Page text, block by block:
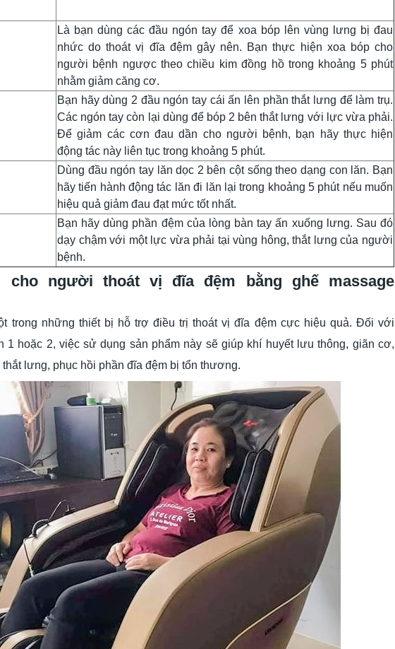
Là bạn dùng các đầu ngón tay để xoa bóp lên vùng lưng bị đau
nhức do thoát vị đĩa đệm gây nên. Bạn thực hiện xoa bóp cho
người bệnh ngược theo chiều kim đồng hồ trong khoảng 5 phút
nhằm giảm căng cơ.
Bạn hãy dùng 2 đầu ngón tay cái ấn lên phần thắt lưng để làm trụ.
Các ngón tay còn lại dùng để bóp 2 bên thắt lưng với lực vừa phải.
Để giảm các cơn đau dần cho người bệnh, bạn hãy thực hiện
động tác này liên tục trong khoảng 5 phút.
Dùng đầu ngón tay lăn dọc 2 bên cột sống theo dạng con lăn. Bạn
hãy tiến hành động tác lăn đi lăn lại trong khoảng 5 phút nếu muốn
hiệu quả giảm đau đạt mức tốt nhất.
Bạn hãy dùng phần đệm của lòng bàn tay ấn xuống lưng. Sau đó
dạy chậm với một lực vừa phải tại vùng hông, thắt lưng của người
bệnh.
cho người thoát vị đĩa đệm bằng ghế massage
trong những thiết bị hỗ trợ điều trị thoát vị đĩa đệm cực hiệu quả. Đối với
hoặc 2, việc sử dụng sản phẩm này sẽ giúp khí huyết lưu thông, giãn cơ,
lưng, phục hồi phần đĩa đệm bị tổn thương.